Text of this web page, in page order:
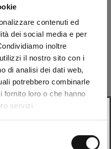
contenuti ed
dei social media e per
inoltre
il nostro sito con i
di analisi dei dati web,
potrebbero combinarle
fornito loro o che hanno
servizi.